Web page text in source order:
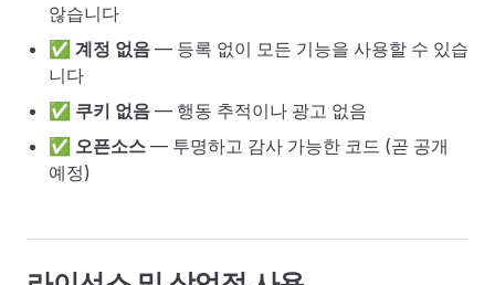
않습니다
✅ 계정 없음 — 등록 없이 모든 기능을 사용할 수 있습
니다
✅ 쿠키 없음 — 행동 추적이나 광고 없음
✅ 오픈소스 — 투명하고 감사 가능한 코드 (곧 공개
예정)